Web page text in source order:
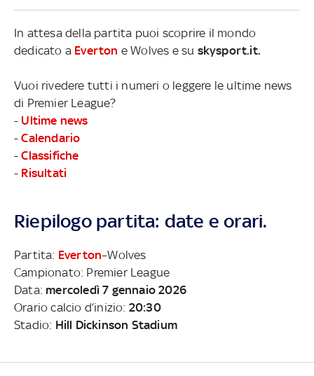
In attesa della partita puoi scoprire il mondo
dedicato a Everton e Wolves e su skysport.it.
Vuoi rivedere tutti i numeri o leggere le ultime news
di Premier League?
- Ultime news
-Calendario
-Classifiche
- Risultati
Riepilogo partita: date e orari.
Partita: Everton–Wolves
Campionato: Premier League
Data: mercoledì 7 gennaio 2026
Orario calcio d’inizio: 20:30
Stadio: Hill Dickinson Stadium